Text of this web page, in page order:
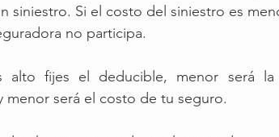
siniestro. Si el costo del siniestro es
no participa.
alto fijes el deducible, menor será
menor será el costo de tu seguro.